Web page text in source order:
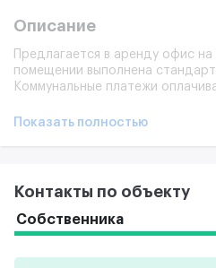
Описание
Предлагается в аренду офис
помещении выполнена
Коммунальные платежи
Показать полностью
Контакты по объекту
Собственника